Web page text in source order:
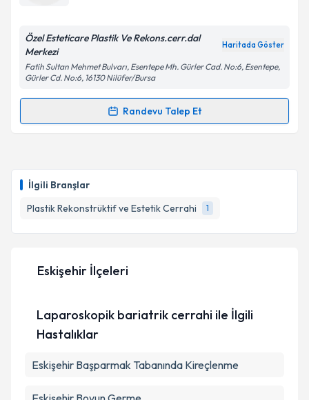
İlgili Branşlar
Plastik Rekonstrüktif ve Estetik Cerrahi
1
Kişisel verilerimin işlenmesine ilişkinAydınlatma
'ni okudum ve kişisel verilerimin belirtilen
kapsamda işlenmesini kabul ediyorum.
Takvim Talebini Gönder
Özel Esteticare Plastik Ve Rekons.cerr.dal
Merkezi
Haritada Göster
Fatih Sultan Mehmet Bulvarı, Esentepe Mh. Gürler Cad. No:6, Esentepe,
Gürler Cd. No:6, 16130 Nilüfer/Bursa
Randevu Talep Et
Randevu Takvimi Talebi
takvim hazırlandığında e-posta ile bilgilendireceğiz.
kapsamda işlenmesini kabul ediyorum.
Takvim Talebini Gönder
Eskişehir İlçeleri
Laparoskopik bariatrik cerrahi ile İlgili
Hastalıklar
Eskişehir Başparmak Tabanında Kireçlenme